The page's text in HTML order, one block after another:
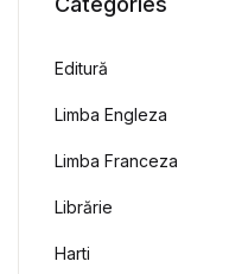
Editură
Limba Engleza
Limba Franceza
Librărie
Harti